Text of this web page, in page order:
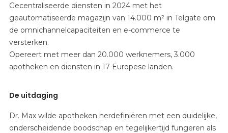
Gecentraliseerde diensten in 2024 met het
geautomatiseerde magazijn van 14.000 m² in Telgate om
de omnichannelcapaciteiten en e-commerce te
versterken.
Opereert met meer dan 20.000 werknemers, 3.000
apotheken en diensten in 17 Europese landen.
De uitdaging
Dr. Max wilde apotheken herdefiniëren met een duidelijke,
onderscheidende boodschap en tegelijkertijd fungeren als